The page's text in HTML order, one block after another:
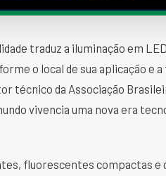
traduz a iluminação em
o local de sua aplicação e
técnico da Associação
vivencia uma nova era
fluorescentes compactas